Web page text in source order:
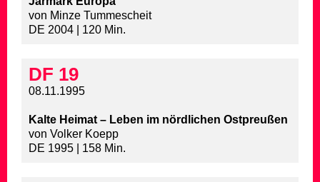
von Minze Tummescheit
DE 2004 | 120 Min.
DF 19
08.11.1995
Kalte Heimat – Leben im nördlichen Ostpreußen
von Volker Koepp
DE 1995 | 158 Min.